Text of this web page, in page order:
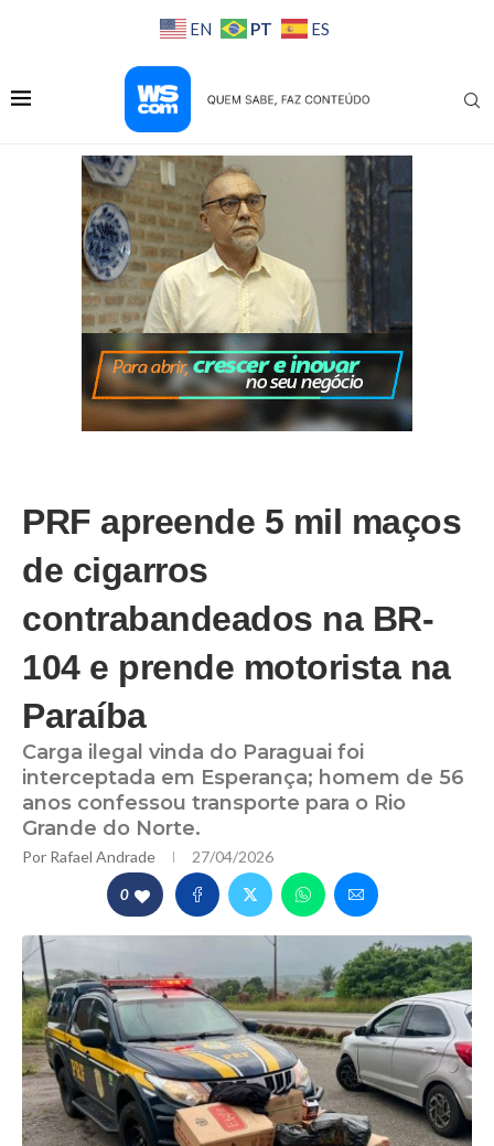
EN PT ES
PRF apreende 5 mil maços
de cigarros
contrabandeados na BR-
104 e prende motorista na
Paraíba
Carga ilegal vinda do Paraguai foi
interceptada em Esperança; homem de 56
anos confessou transporte para o Rio
Grande do Norte.
Por Rafael Andrade 27/04/2026
0